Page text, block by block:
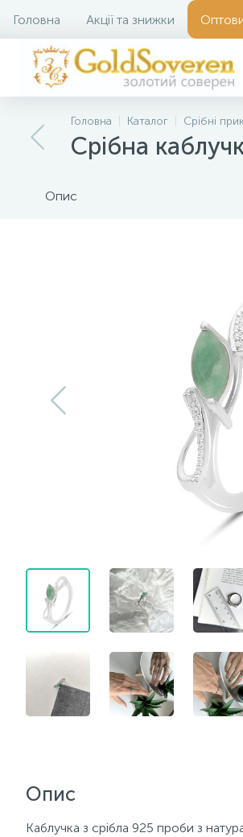
Головна Акції та знижки
Головна Каталог Срібні
Срібна
Опис
Опис
Каблучка з срібла 925 проби з